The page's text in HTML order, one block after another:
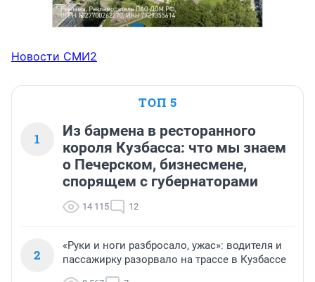
Новости СМИ2
ТОП 5
1
Из бармена в ресторанного
короля Кузбасса: что мы знаем
о Печерском, бизнесмене,
спорящем с губернаторами
14 115 12
2
«Руки и ноги разбросало, ужас»: водителя и
пассажирку разорвало на трассе в Кузбассе